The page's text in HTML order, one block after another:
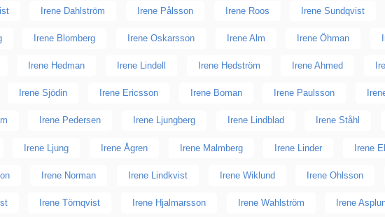
Irene Dahlström Irene Pålsson Irene Roos Irene Sundqvist
Irene Blomberg Irene Oskarsson Irene Alm Irene Öhman
Irene Hedman Irene Lindell Irene Hedström Irene Ahmed
Irene Sjödin Irene Ericsson Irene Boman Irene Paulsson
Irene Pedersen Irene Ljungberg Irene Lindblad Irene Ståhl
Irene Ljung Irene Ågren Irene Malmberg Irene Linder Irene
Irene Norman Irene Lindkvist Irene Wiklund Irene Ohlsson
Irene Törnqvist Irene Hjalmarsson Irene Wahlström Irene